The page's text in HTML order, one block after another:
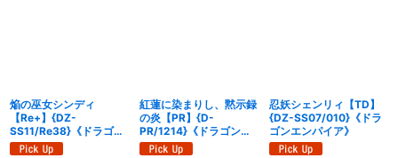
焔の巫女シンディ
【Re+】{DZ-
SS11/Re38}《ドラゴン
エンパイア》
紅蓮に染まりし、黙示録
の炎【PR】{D-
PR/1214}《ドラゴンエ
ンパイア》
忍妖シェンリィ【TD】
{DZ-SS07/010}《ドラ
ゴンエンパイア》